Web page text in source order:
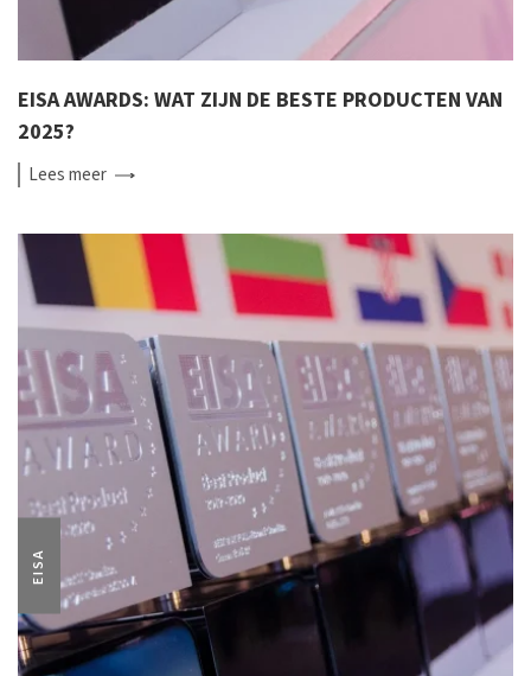
EISA AWARDS: WAT ZIJN DE BESTE PRODUCTEN VAN
2025?
Leesmeer
EISA